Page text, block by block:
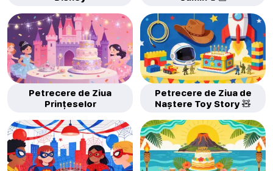
Petrecere de Ziua
Prințeselor
Petrecere de Ziua de
Naștere Toy Story 🧸